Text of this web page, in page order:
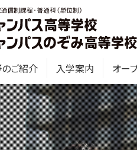
ご紹介 入学案内 オー